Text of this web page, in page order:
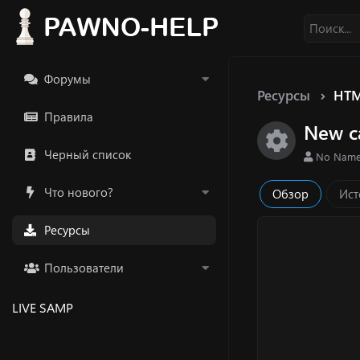
Форумы
Правила
Черный список
Что нового?
Ресурсы
Пользователи
LIVE SAMP
Ресурсы
New
А
т
о
No
Обзор